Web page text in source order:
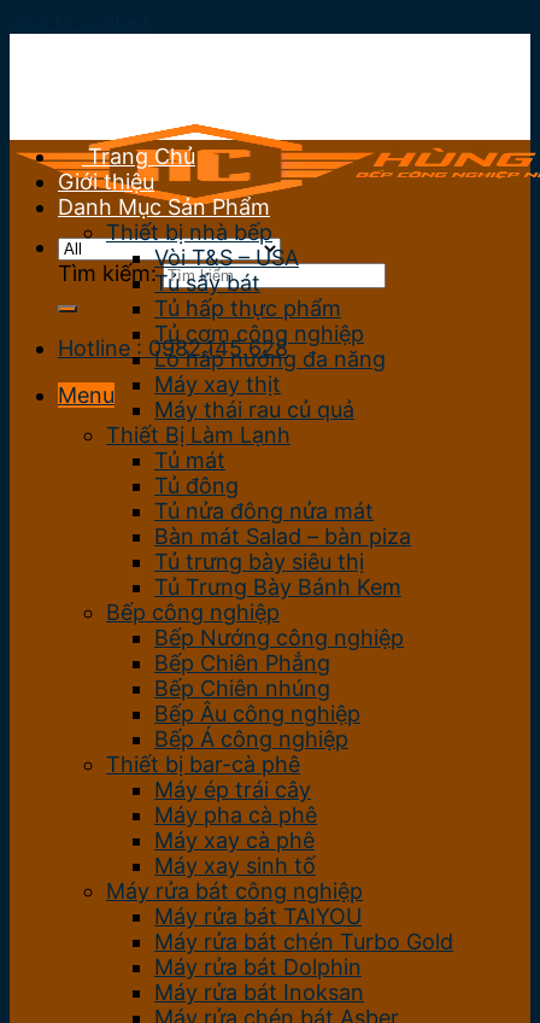
Tìm kiếm:
Hotline : 0982.145.628
Menu
Trang Chủ
Giới thiệu
Danh Mục Sản Phẩm
Thiết bị nhà bếp
Vòi T&S – USA
Tủ sấy bát
Tủ hấp thực phẩm
Tủ cơm công nghiệp
Lò hấp nướng đa năng
Máy xay thịt
Máy thái rau củ quả
Thiết Bị Làm Lạnh
Tủ mát
Tủ đông
Tủ nửa đông nửa mát
Bàn mát Salad – bàn piza
Tủ trưng bày siêu thị
Tủ Trưng Bày Bánh Kem
Bếp công nghiệp
Bếp Nướng công nghiệp
Bếp Chiên Phẳng
Bếp Chiên nhúng
Bếp Âu công nghiệp
Bếp Á công nghiệp
Thiết bị bar-cà phê
Máy ép trái cây
Máy pha cà phê
Máy xay cà phê
Máy xay sinh tố
Máy rửa bát công nghiệp
Máy rửa bát TAIYOU
Máy rửa bát chén Turbo Gold
Máy rửa bát Dolphin
Máy rửa bát Inoksan
Máy rửa chén bát Asber